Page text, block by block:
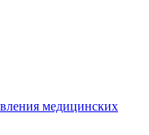
медицинских